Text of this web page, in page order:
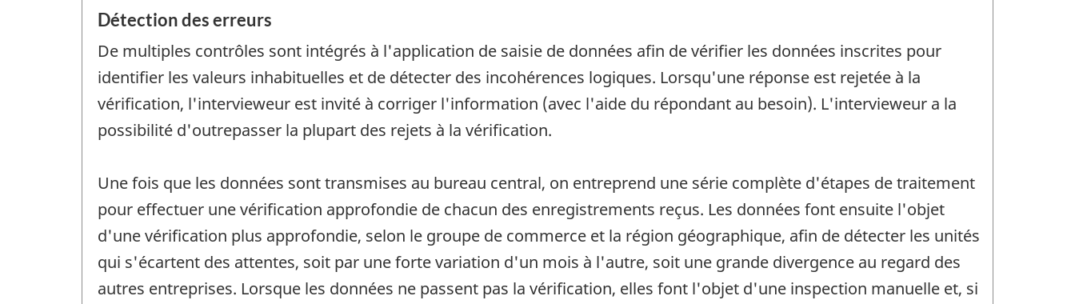
Détection des erreurs
De multiples contrôles sont intégrés à l'application de saisie de données afin de vérifier les données inscrites pour
identifier les valeurs inhabituelles et de détecter des incohérences logiques. Lorsqu'une réponse est rejetée à la
vérification, l'intervieweur est invité à corriger l'information (avec l'aide du répondant au besoin). L'intervieweur a la
possibilité d'outrepasser la plupart des rejets à la vérification.
Une fois que les données sont transmises au bureau central, on entreprend une série complète d'étapes de traitement
pour effectuer une vérification approfondie de chacun des enregistrements reçus. Les données font ensuite l'objet
d'une vérification plus approfondie, selon le groupe de commerce et la région géographique, afin de détecter les unités
qui s'écartent des attentes, soit par une forte variation d'un mois à l'autre, soit une grande divergence au regard des
autres entreprises. Lorsque les données ne passent pas la vérification, elles font l'objet d'une inspection manuelle et, si